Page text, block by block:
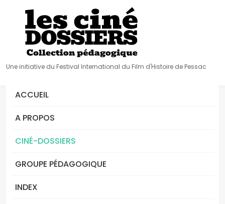
Une initiative du Festival International du Film d'Histoire de Pessac
ACCUEIL
A PROPOS
CINÉ-DOSSIERS
GROUPE PÉDAGOGIQUE
INDEX